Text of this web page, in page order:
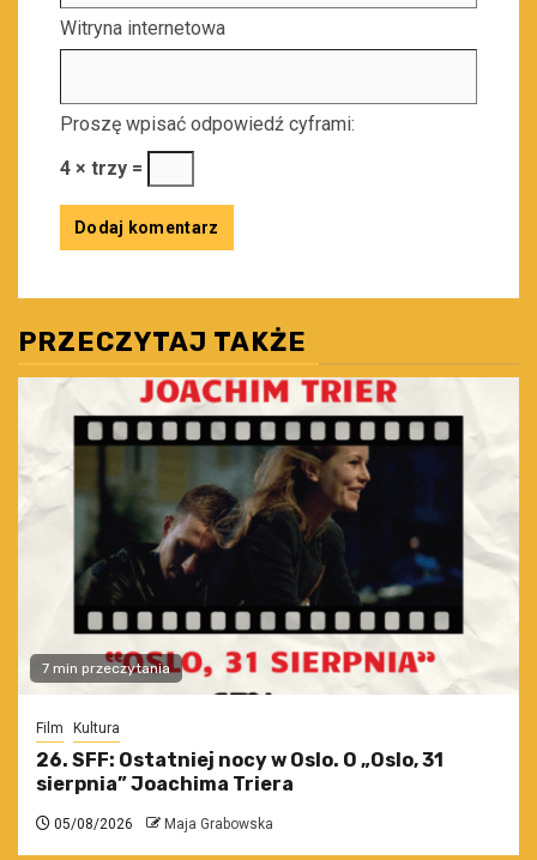
Witryna internetowa
Proszę wpisać odpowiedź cyframi:
4 × trzy =
PRZECZYTAJ TAKŻE
7 min przeczytania
Film Kultura
26. SFF: Ostatniej nocy w Oslo. O „Oslo, 31
sierpnia” Joachima Triera
05/08/2026 Maja Grabowska